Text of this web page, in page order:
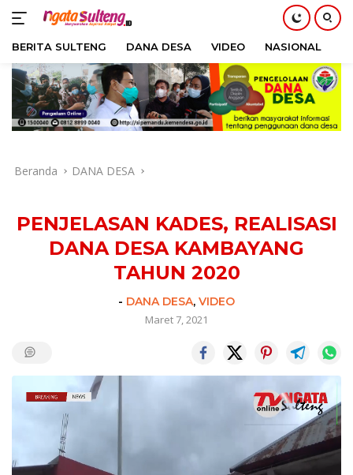
Langsung
konten
BERITA SULTENG DANA DESA VIDEO NASIONAL
Beranda DANA DESA
PENJELASAN KADES, REALISASI
DANA DESA KAMBAYANG
TAHUN 2020
- DANA DESA, VIDEO
Maret 7, 2021